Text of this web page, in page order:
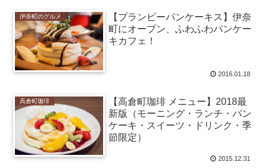
伊奈町のグルメ
【プランピーパンケーキス】伊奈
町にオープン、ふわふわパンケー
キカフェ！
2016.01.18
高倉町珈琲
【高倉町珈琲 メニュー】2018最
新版（モーニング・ランチ・パン
ケーキ・スイーツ・ドリンク・季
節限定）
2015.12.31